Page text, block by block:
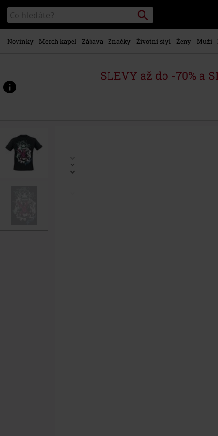
hlavnímu
obsahu
Katalog
vyhledávání
Vyhledávání
Novinky Merch kapel Zábava Značky Životní styl Ženy Muži
SLEVY až do -70% a
www.emp-
p/arcane-
594568.html